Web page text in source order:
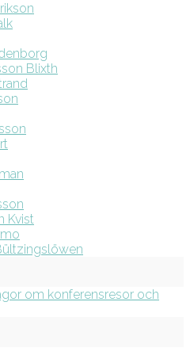
Blixth
Kvist
om konferensresor och